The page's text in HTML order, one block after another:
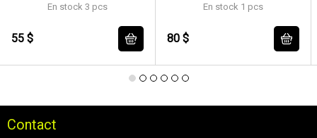
Character & Crisis Card Pack -
En stock 3 pcs
55 $
EN/FR/SP
En stock 1 pcs
80 $
Contact